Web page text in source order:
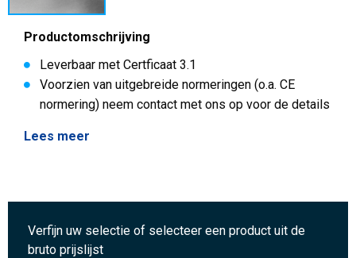
Productomschrijving
Leverbaar met Certficaat 3.1
Voorzien van uitgebreide normeringen (o.a. CE
normering) neem contact met ons op voor de details
Lees meer
Verfijn uw selectie of selecteer een product uit de
bruto prijslijst